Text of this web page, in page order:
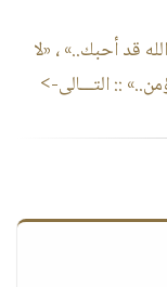
قد أحبك..» ، «لا
:: التـــالى->